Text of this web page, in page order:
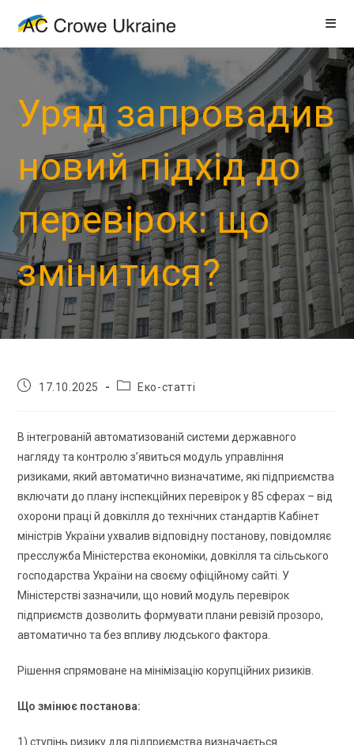
Уряд запровадив
новий підхід до
перевірок: що
змінитися?
17.10.2025 Еко-статті
В інтегрованій автоматизованій системи державного
нагляду та контролю з’явиться модуль управління
ризиками, який автоматично визначатиме, які підприємства
включати до плану інспекційних перевірок у 85 сферах – від
охорони праці й довкілля до технічних стандартів Кабінет
міністрів України ухвалив відповідну постанову, повідомляє
пресслужба Міністерства економіки, довкілля та сільського
господарства України на своєму офіційному сайті. У
Міністерстві зазначили, що новий модуль перевірок
підприємств дозволить формувати плани ревізій прозоро,
автоматично та без впливу людського фактора.
Рішення спрямоване на мінімізацію корупційних ризиків.
Що змінює постанова:
1) ступінь ризику для підприємства визначається